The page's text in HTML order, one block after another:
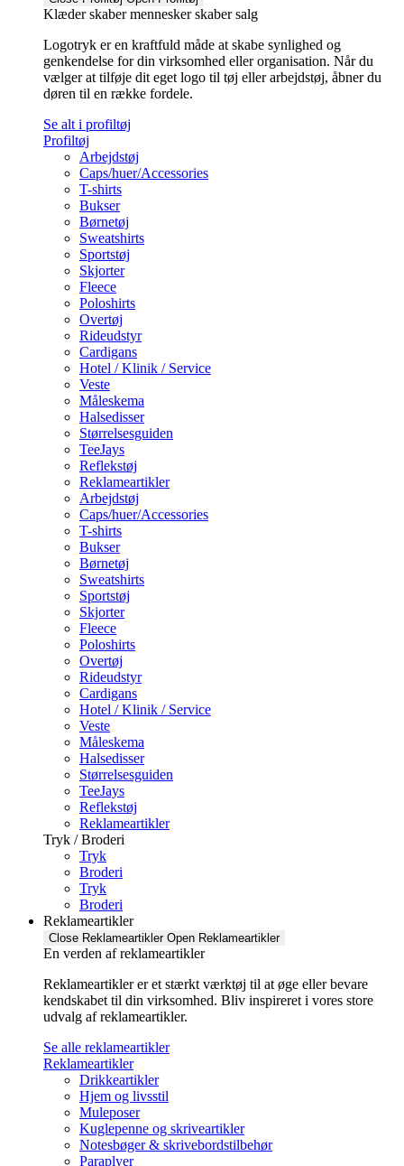
Klæder skaber mennesker skaber salg
Logotryk er en kraftfuld måde at skabe synlighed og
genkendelse for din virksomhed eller organisation. Når du
vælger at tilføje dit eget logo til tøj eller arbejdstøj, åbner du
døren til en række fordele.
Se alt i profiltøj
Profiltøj
Arbejdstøj
Caps/huer/Accessories
T-shirts
Bukser
Børnetøj
Sweatshirts
Sportstøj
Skjorter
Fleece
Poloshirts
Overtøj
Rideudstyr
Cardigans
Hotel / Klinik / Service
Veste
Måleskema
Halsedisser
Størrelsesguiden
TeeJays
Reflekstøj
Reklameartikler
Arbejdstøj
Caps/huer/Accessories
T-shirts
Bukser
Børnetøj
Sweatshirts
Sportstøj
Skjorter
Fleece
Poloshirts
Overtøj
Rideudstyr
Cardigans
Hotel / Klinik / Service
Veste
Måleskema
Halsedisser
Størrelsesguiden
TeeJays
Reflekstøj
Reklameartikler
Tryk / Broderi
Tryk
Broderi
Tryk
Broderi
Reklameartikler
Close Reklameartikler Open Reklameartikler
En verden af reklameartikler ​
Reklameartikler er et stærkt værktøj til at øge eller bevare
kendskabet til din virksomhed. Bliv inspireret i vores store
udvalg af reklameartikler.
Se alle reklameartikler
Reklameartikler
Drikkeartikler
Hjem og livsstil
Muleposer
Kuglepenne og skriveartikler
Notesbøger & skrivebordstilbehør
Paraplyer